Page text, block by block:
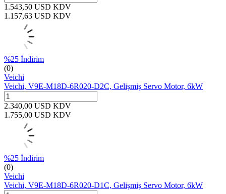
1.543,50 USD KDV
1.157,63 USD KDV
%25 İndirim
(0)
Veichi
Veichi, V9E-M18D-6R020-D2C, Gelişmiş Servo Motor, 6kW
2.340,00 USD KDV
1.755,00 USD KDV
%25 İndirim
(0)
Veichi
Veichi, V9E-M18D-6R020-D1C, Gelişmiş Servo Motor, 6kW